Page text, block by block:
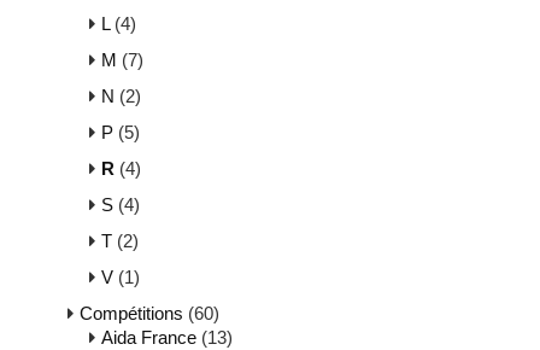
L(4)
M (7)
N (2)
P (5)
R (4)
S (4)
T (2)
V (1)
Compétitions (60)
Aida France (13)